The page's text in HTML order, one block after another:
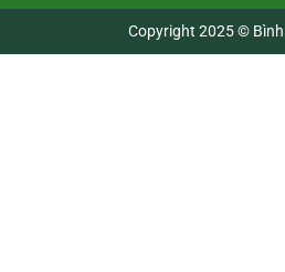
Copyright 2025 © Bình